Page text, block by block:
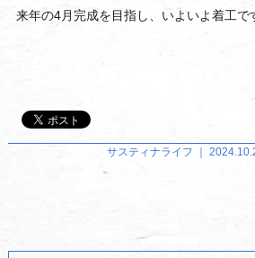
来年の4月完成を目指し、いよいよ着工で
サスティナライフ ｜